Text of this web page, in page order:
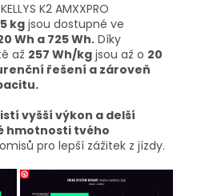
K2 AMXXPRO
kg jsou dostupné ve
Wh a 725 Wh.Díky
až 257 Wh/kg jsou až o 20
řešení a zároveň
vyšší výkon a delší
hmotnosti tvého
pro lepší zážitek z jízdy.